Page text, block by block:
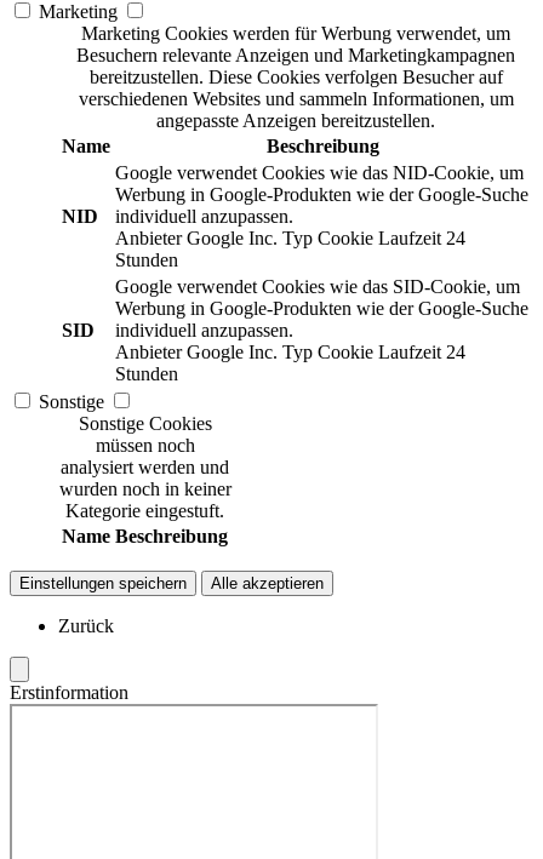
Marketing
Marketing Cookies werden für Werbung verwendet, um
Besuchern relevante Anzeigen und Marketingkampagnen
bereitzustellen. Diese Cookies verfolgen Besucher auf
verschiedenen Websites und sammeln Informationen, um
angepasste Anzeigen bereitzustellen.
Name
Beschreibung
NID
Google verwendet Cookies wie das NID-Cookie, um
Werbung in Google-Produkten wie der Google-Suche
individuell anzupassen.
Anbieter Google Inc. Typ Cookie Laufzeit 24
Stunden
SID
Google verwendet Cookies wie das SID-Cookie, um
Werbung in Google-Produkten wie der Google-Suche
individuell anzupassen.
Anbieter Google Inc. Typ Cookie Laufzeit 24
Stunden
Sonstige
Sonstige Cookies
müssen noch
analysiert werden und
wurden noch in keiner
Kategorie eingestuft.
Name Beschreibung
Einstellungen speichern Alle akzeptieren
Zurück
Erstinformation